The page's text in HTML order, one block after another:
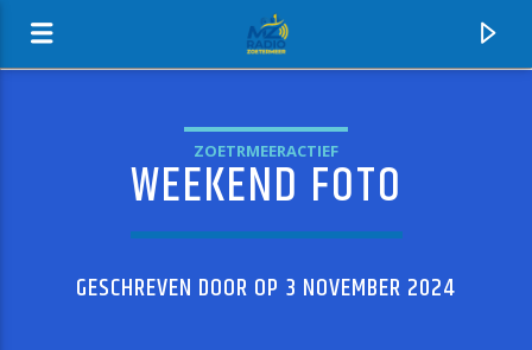
MZ-RADIO
ZOETRMEERACTIEF
WEEKEND FOTO
GESCHREVEN DOOR OP 3 NOVEMBER 2024